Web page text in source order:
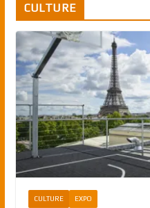
CULTURE
CULTURE EXPO